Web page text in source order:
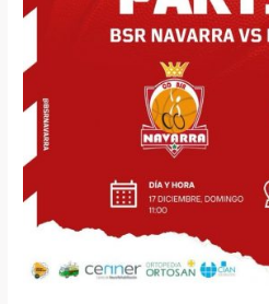
temporada